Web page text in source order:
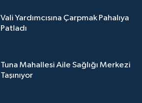
Vali Yardımcısına Çarpmak Pahalıya
Patladı
Tuna Mahallesi Aile Sağlığı Merkezi
Taşınıyor